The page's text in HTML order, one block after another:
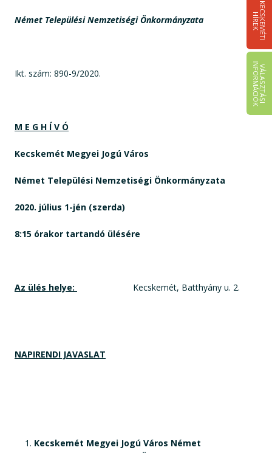
K
E
C
S
K
E
M
É
T
I
HÍ
R
E
K
V
Á
L
A
S
Z
T
Á
S
I
IN
F
O
R
M
Á
C
I
Ó
K
Német Települési Nemzetiségi Önkormányzata
Ikt. szám: 890-9/2020.
M E G H Í V Ó
Kecskemét Megyei Jogú Város
Német Települési Nemzetiségi Önkormányzata
2020. július 1-jén (szerda)
8:15 órakor tartandó ülésére
Az ülés helye: Kecskemét, Batthyány u. 2.
NAPIRENDI JAVASLAT
Kecskemét Megyei Jogú Város Német